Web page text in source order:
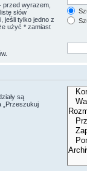
przed wyrazem,
słów
jeśli tylko jedno z
użyć * zamiast
są
„Przeszukuj